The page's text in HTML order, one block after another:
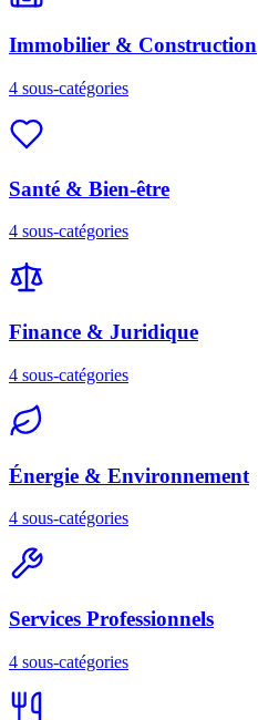
Immobilier & Construction
4 sous-catégories
Santé & Bien-être
4 sous-catégories
Finance & Juridique
4 sous-catégories
Énergie & Environnement
4 sous-catégories
Services Professionnels
4 sous-catégories